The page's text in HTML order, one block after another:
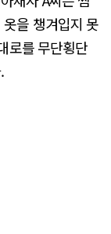
을 챙겨입지 못
로를 무단횡단